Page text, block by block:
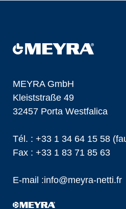
MEYRA GmbH
Kleiststraße 49
32457 Porta Westfalica
Tél. : +33 1 34 64 15 58
Fax : +33 1 83 71 85 63
E-mail :info@meyra-netti.fr